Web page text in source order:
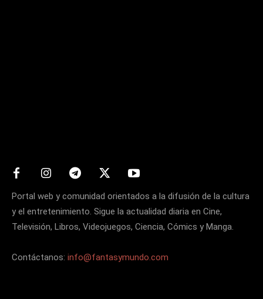
Portal web y comunidad orientados a la difusión de la cultura
y el entretenimiento. Sigue la actualidad diaria en Cine,
Televisión, Libros, Videojuegos, Ciencia, Cómics y Manga.
Contáctanos: info@fantasymundo.com